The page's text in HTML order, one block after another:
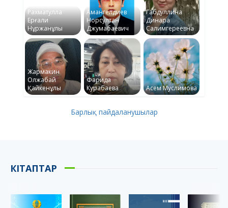
Рахматулла
Ерғали
Нұржанұлы
Амангелдиев
Норсултан
Джумабаевич
Габдуллина
Динара
Салимгереевна
Жармакин
Олжабай
Қайкенұлы
Фарида
Курабаева
Асем Муслимова
Барлық пайдаланушылар
КІТАПТАР